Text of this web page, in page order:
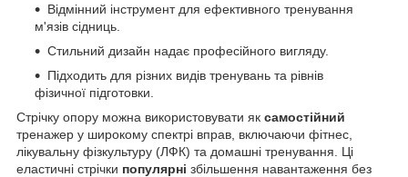
Відмінний інструмент для ефективного тренування
м'язів сідниць.
Стильний дизайн надає професійного вигляду.
Підходить для різних видів тренувань та рівнів
фізичної підготовки.
Стрічку опору можна використовувати як самостійний
тренажер у широкому спектрі вправ, включаючи фітнес,
лікувальну фізкультуру (ЛФК) та домашні тренування. Ці
еластичні стрічки популярні збільшення навантаження без